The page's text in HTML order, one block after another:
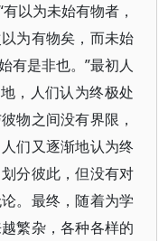
以为未始有物者，
为有物矣，而未始
有是非也。”最初人
，人们认为终极处
物之间没有界限，
们又逐渐地认为终
分彼此，但没有对
。最终，随着为学
繁杂，各种各样的